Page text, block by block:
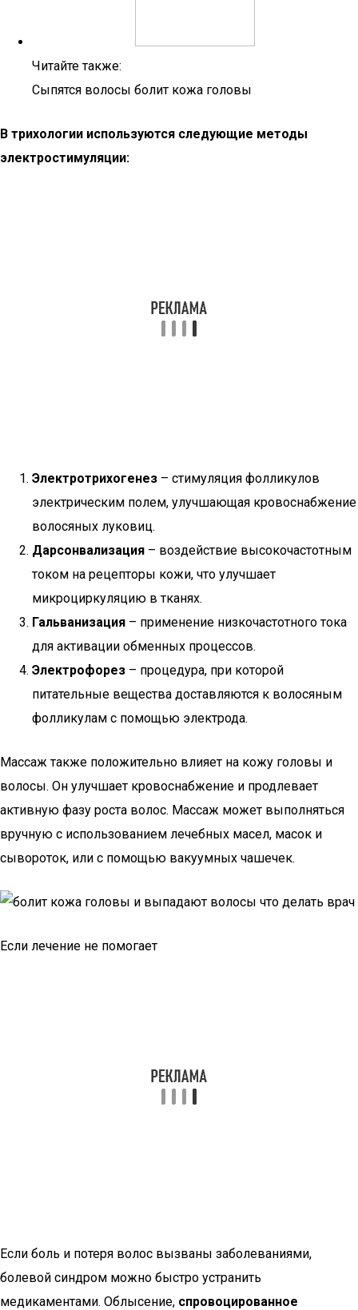
Читайте также:
Сыпятся волосы болит кожа головы
В трихологии используются следующие методы
электростимуляции:
Электротрихогенез – стимуляция фолликулов
электрическим полем, улучшающая кровоснабжение
волосяных луковиц.
Дарсонвализация – воздействие высокочастотным
током на рецепторы кожи, что улучшает
микроциркуляцию в тканях.
Гальванизация – применение низкочастотного тока
для активации обменных процессов.
Электрофорез – процедура, при которой
питательные вещества доставляются к волосяным
фолликулам с помощью электрода.
Массаж также положительно влияет на кожу головы и
волосы. Он улучшает кровоснабжение и продлевает
активную фазу роста волос. Массаж может выполняться
вручную с использованием лечебных масел, масок и
сывороток, или с помощью вакуумных чашечек.
Если лечение не помогает
Если боль и потеря волос вызваны заболеваниями,
болевой синдром можно быстро устранить
медикаментами. Облысение, спровоцированное